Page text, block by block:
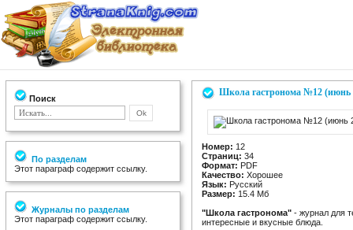
Поиск
По разделам
Этот параграф содержит ссылку.
Журналы по разделам
Этот параграф содержит ссылку.
Школа гастронома №12 (июнь
Номер: 12
Страниц: 34
Формат: PDF
Качество: Хорошее
Язык: Русский
Размер: 15.4 Мб
"Школа гастронома" - журнал для
интересные и вкусные блюда.